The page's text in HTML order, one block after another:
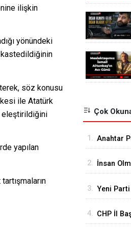
ilişkin
yönündeki
kastedildiğinin
söz konusu
ile Atatürk
eleştirildiğini
yapılan
Çok
1. Anahtar
2. İnsan
3. Yeni Parti
4. CHP İl